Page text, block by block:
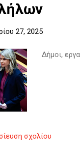
27, 2025
Δήμοι,
σχολίου